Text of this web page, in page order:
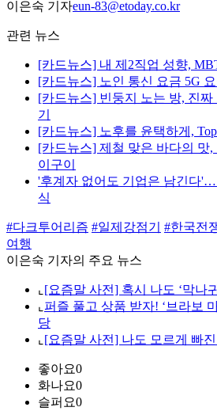
이은숙 기자eun-83@etoday.co.kr
관련 뉴스
[카드뉴스] 내 제2직업 성향,
[카드뉴스] 노인 통신 요금 5G
[카드뉴스] 빈둥지 노는 방, 진
기
[카드뉴스] 노후를 윤택하게,
[카드뉴스] 제철 맞은 바다의 맛
이구이
'후계자 없어도 기업은 남긴다
식
#다크투어리즘 #일제강점기 #한국전
여행
이은숙 기자의 주요 뉴스
⌞ [요즘말 사전] 혹시 나도 ‘막나
⌞ 퍼즐 풀고 상품 받자! ‘브라보
당
⌞ [요즘말 사전] 나도 모르게 빠진
좋아요0
화나요0
슬퍼요0